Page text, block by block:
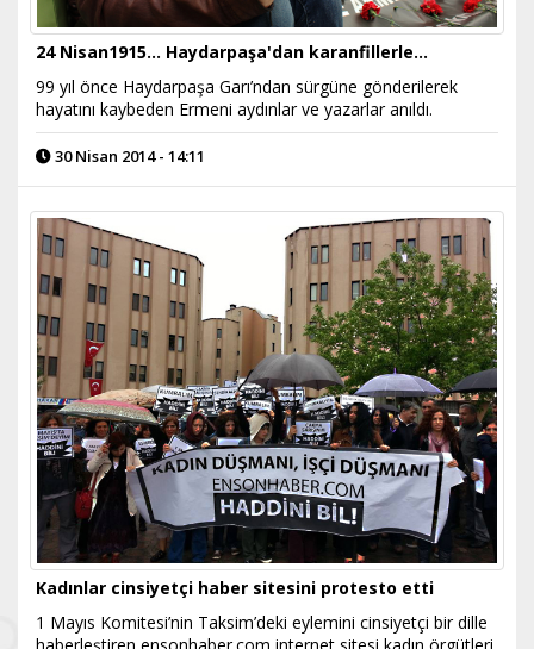
24 Nisan1915… Haydarpaşa'dan karanfillerle…
99 yıl önce Haydarpaşa Garı’ndan sürgüne gönderilerek
hayatını kaybeden Ermeni aydınlar ve yazarlar anıldı.
30 Nisan 2014 - 14:11
Kadınlar cinsiyetçi haber sitesini protesto etti
1 Mayıs Komitesi’nin Taksim’deki eylemini cinsiyetçi bir dille